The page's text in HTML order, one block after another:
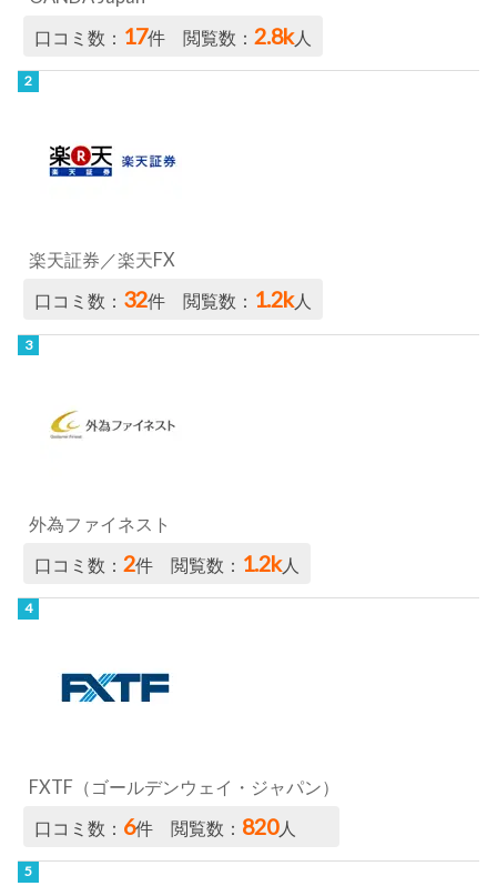
口コミ数： 17件 閲覧数：2.8k人
楽天証券／楽天FX
口コミ数： 32件 閲覧数： 1.2k人
外為ファイネスト
口コミ数：2件 閲覧数： 1.2k人
FXTF（ゴールデンウェイ・ジャパン）
口コミ数： 6件 閲覧数： 820人